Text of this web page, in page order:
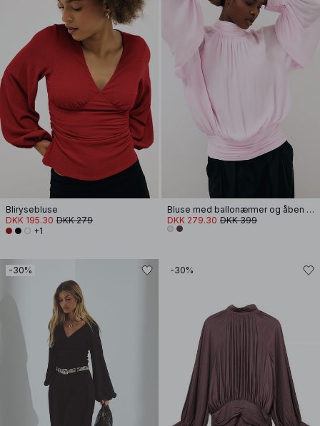
Blirysebluse
DKK 195.30 DKK 279
+1
Bluse med ballonærmer og åben ryg
DKK 279.30 DKK 399
-30% -30%